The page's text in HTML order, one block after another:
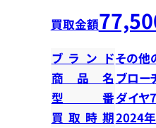
買取金額
ブランドその他
商品名 ブロー
型番ダイヤ
買取時期2024